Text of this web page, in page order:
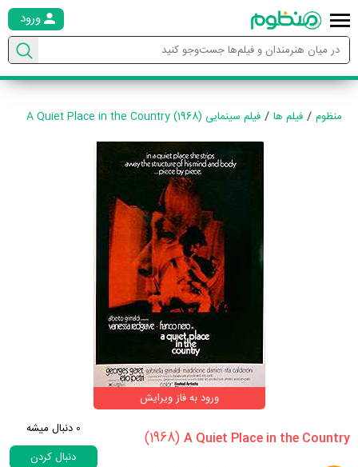
ورود
منظوم فیلم ها فیلم سینمایی A Quiet Place in the Country (1968)
ورود به فاز ویرایش
(1968)
0 دنبال میشه
دنبال کردن